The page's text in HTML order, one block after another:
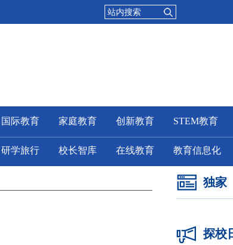
国际教育 家庭教育 创新教育 STEM教育
研学旅行 校长智库 在线教育 教育信息化